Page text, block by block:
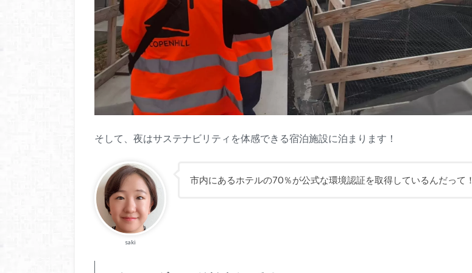
そして、夜はサステナビリティを体感できる宿泊施設に泊まります！
saki
市内にあるホテルの70％が公式な環境認証を取得しているんだって！